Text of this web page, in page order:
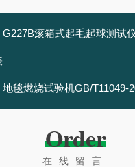
G227B滚箱式起毛起球测试
地毯燃烧试验机GB/T11049-
Order
在线留言